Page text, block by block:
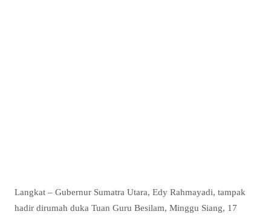
Langkat – Gubernur Sumatra Utara, Edy Rahmayadi, tampak
hadir dirumah duka Tuan Guru Besilam, Minggu Siang, 17